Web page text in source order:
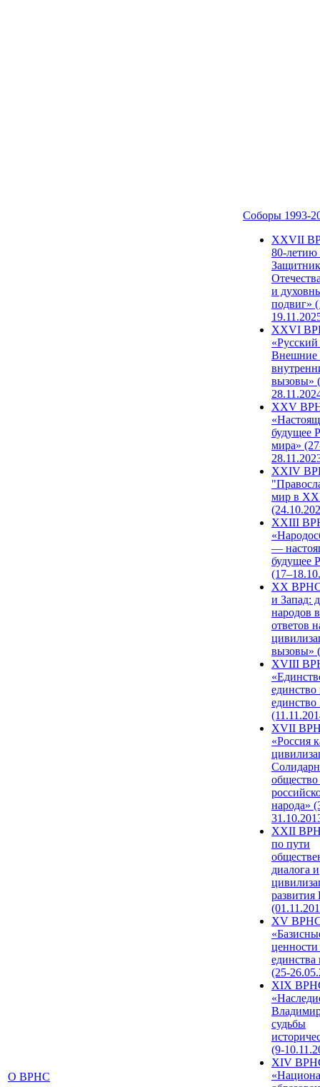
О ВРНС
Соборы 1993-
ХХVII
80-
и
подвиг»
XXVI
Внешние
вызовы»
XXV
будущее
мира»
XXIV
мир в
XXIII
—
будущее
XX ВРНС
и Запад:
народов
ответов
вызовы»
XVIII
единство
единство
XVII
«Россия
народа»
XXII
по пути
диалога и
развития
XV
единства
(25-
XIX
судьбы
(9-
XIV